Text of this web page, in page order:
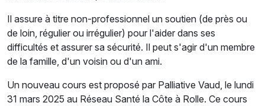
Il assure à titre non-professionnel un soutien (de près ou
de loin, régulier ou irrégulier) pour l'aider dans ses
difficultés et assurer sa sécurité. Il peut s'agir d'un membre
de la famille, d'un voisin ou d'un ami.
Un nouveau cours est proposé par Palliative Vaud, le lundi
31 mars 2025 au Réseau Santé la Côte à Rolle. Ce cours